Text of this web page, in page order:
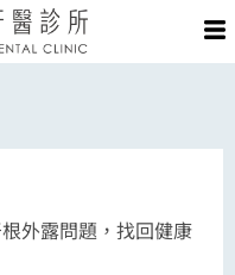
外露問題，找回健康